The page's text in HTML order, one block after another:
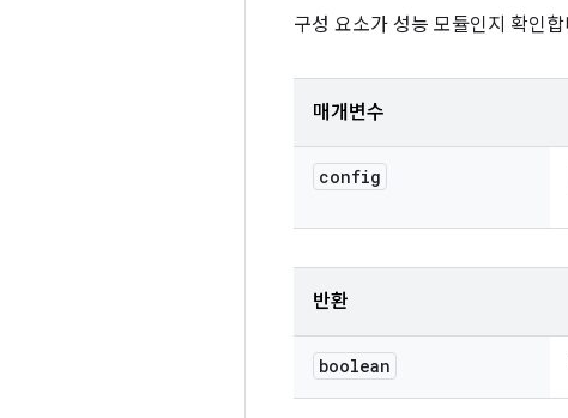
구성 요소가 성능 모듈인지 확인
매개변수
config
반환
boolean